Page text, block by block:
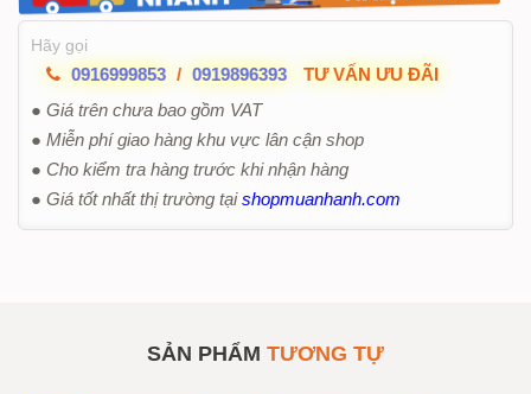
Hãy gọi
0916999853 / 0919896393
TƯ VẤN ƯU ĐÃI
● Giá trên chưa bao gồm VAT
● Miễn phí giao hàng khu vực lân cận shop
● Cho kiểm tra hàng trước khi nhận hàng
● Giá tốt nhất thị trường tạishopmuanhanh.com
SẢN PHẨM TƯƠNG TỰ